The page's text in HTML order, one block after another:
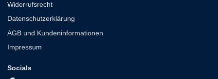
Widerrufsrecht
Datenschutzerklärung
AGB und Kundeninformationen
Impressum
Socials